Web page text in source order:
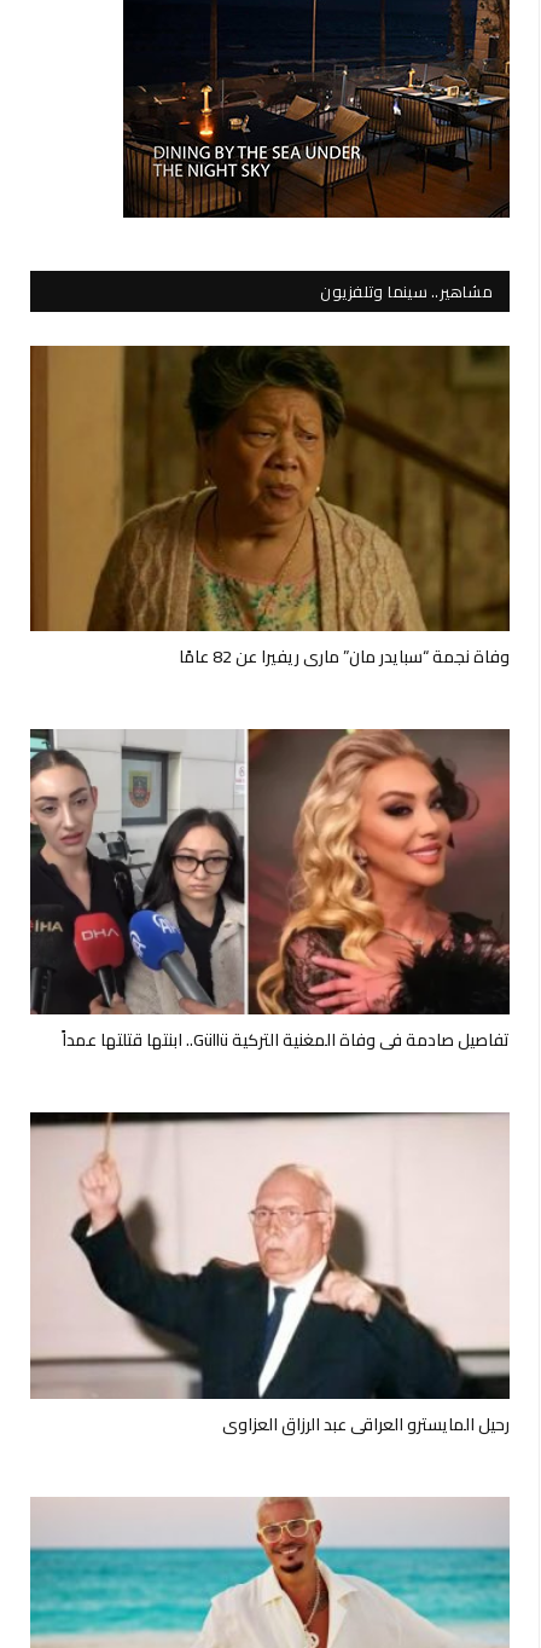
مشاهير.. سينما وتلفزيون
وفاة نجمة “سبايدر مان” ماري ريفيرا عن 82 عامًا
تفاصيل صادمة في وفاة المغنية التركية Güllü.. ابنتها قتلتها عمداً
رحيل المايسترو العراقي عبد الرزاق العزاوي